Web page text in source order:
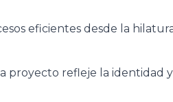
eficientes desde la
proyecto refleje la identidad